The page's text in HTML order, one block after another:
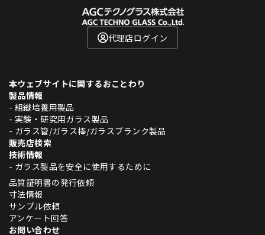
代理店ログイン
本ウェブサイトに関するおことわり
製品情報
- 組織培養用製品
- 実験・研究用ガラス製品
- ガラス管/ガラス棒/ガラスブランク製品
販売店検索
技術情報
- ガラス製品を安全に使用するために
品質証明書の発行依頼
寸法情報
サンプル依頼
アンケート回答
お問い合わせ